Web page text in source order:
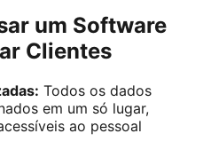
um Software
Clientes
Todos os dados
em um só lugar,
ao pessoal